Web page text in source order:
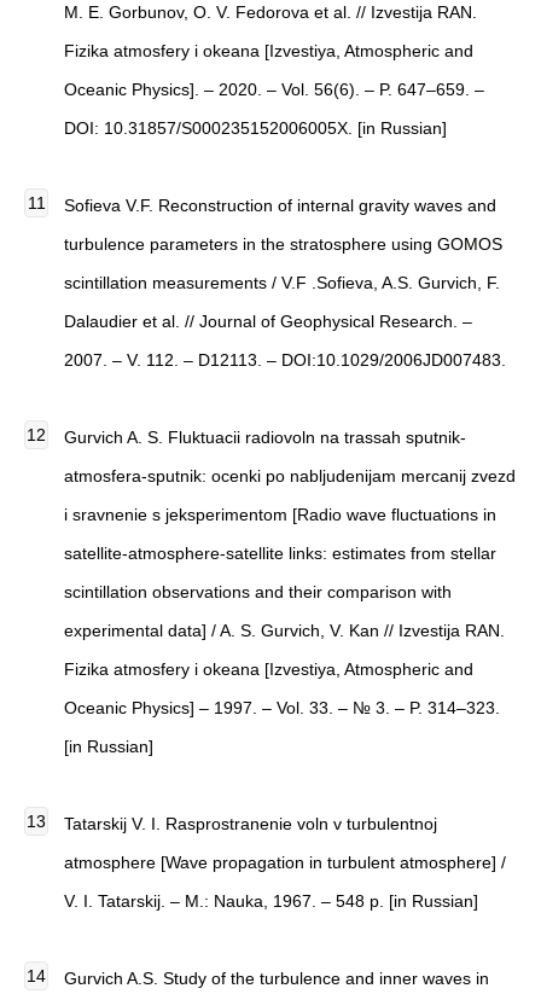
M. E. Gorbunov, O. V. Fedorova et al. // Izvestija RAN.
Fizika atmosfery i okeana [Izvestiya, Atmospheric and
Oceanic Physics]. – 2020. – Vol. 56(6). – P. 647–659. –
DOI: 10.31857/S000235152006005X. [in Russian]
Sofieva V.F. Reconstruction of internal gravity waves and
turbulence parameters in the stratosphere using GOMOS
scintillation measurements / V.F .Sofieva, A.S. Gurvich, F.
Dalaudier et al. // Journal of Geophysical Research. –
2007. – V. 112. – D12113. – DOI:10.1029/2006JD007483.
Gurvich A. S. Fluktuacii radiovoln na trassah sputnik-
atmosfera-sputnik: ocenki po nabljudenijam mercanij zvezd
i sravnenie s jeksperimentom [Radio wave fluctuations in
satellite-atmosphere-satellite links: estimates from stellar
scintillation observations and their comparison with
experimental data] / A. S. Gurvich, V. Kan // Izvestija RAN.
Fizika atmosfery i okeana [Izvestiya, Atmospheric and
Oceanic Physics] – 1997. – Vol. 33. – № 3. – P. 314–323.
[in Russian]
Tatarskij V. I. Rasprostranenie voln v turbulentnoj
atmosphere [Wave propagation in turbulent atmosphere] /
V. I. Tatarskij. – M.: Nauka, 1967. – 548 p. [in Russian]
Gurvich A.S. Study of the turbulence and inner waves in